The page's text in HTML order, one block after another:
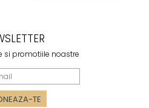
si promotiile noastre